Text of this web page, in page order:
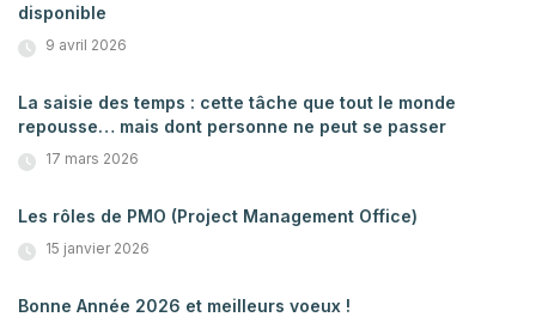
disponible
9 avril 2026
La saisie des temps : cette tâche que tout le monde
repousse… mais dont personne ne peut se passer
17 mars 2026
Les rôles de PMO (Project Management Office)
15 janvier 2026
Bonne Année 2026 et meilleurs voeux !